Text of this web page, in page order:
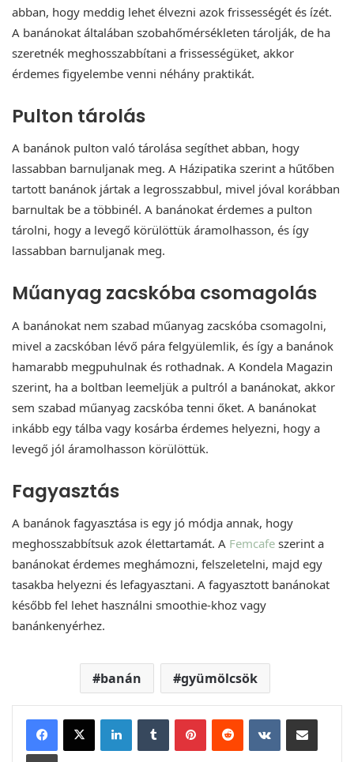
abban, hogy meddig lehet élvezni azok frissességét és ízét.
A banánokat általában szobahőmérsékleten tárolják, de ha
szeretnék meghosszabbítani a frissességüket, akkor
érdemes figyelembe venni néhány praktikát.
Pulton tárolás
A banánok pulton való tárolása segíthet abban, hogy
lassabban barnuljanak meg. A Házipatika szerint a hűtőben
tartott banánok jártak a legrosszabbul, mivel jóval korábban
barnultak be a többinél. A banánokat érdemes a pulton
tárolni, hogy a levegő körülöttük áramolhasson, és így
lassabban barnuljanak meg.
Műanyag zacskóba csomagolás
A banánokat nem szabad műanyag zacskóba csomagolni,
mivel a zacskóban lévő pára felgyülemlik, és így a banánok
hamarabb megpuhulnak és rothadnak. A Kondela Magazin
szerint, ha a boltban leemeljük a pultról a banánokat, akkor
sem szabad műanyag zacskóba tenni őket. A banánokat
inkább egy tálba vagy kosárba érdemes helyezni, hogy a
levegő jól áramolhasson körülöttük.
Fagyasztás
A banánok fagyasztása is egy jó módja annak, hogy
meghosszabbítsuk azok élettartamát. A Femcafe szerint a
banánokat érdemes meghámozni, felszeletelni, majd egy
tasakba helyezni és lefagyasztani. A fagyasztott banánokat
később fel lehet használni smoothie-khoz vagy
banánkenyérhez.
banán gyümölcsök
LinkedInTumblr PinterestReddit VKontakteMegosztás email-ben
Nyomtatás